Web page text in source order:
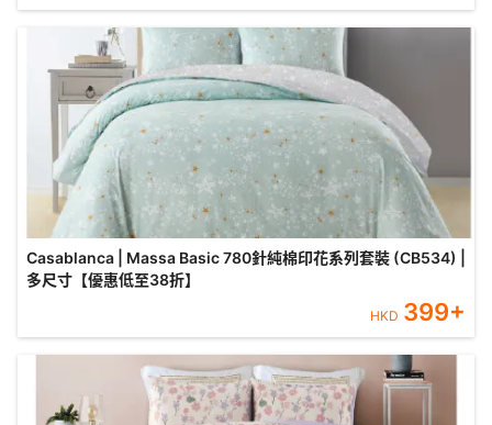
Casablanca | Massa Basic 780針純棉印花系列套裝 (CB534) |
多尺寸【優惠低至38折】
HKD 399+